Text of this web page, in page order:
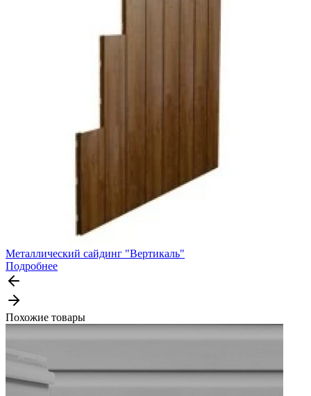
Металлический сайдинг "Вертикаль"
Подробнее
Похожие товары